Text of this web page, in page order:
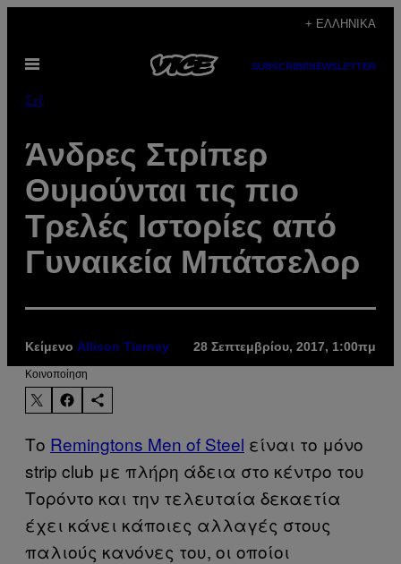
περιεχόμενο
+ ΕΛΛΗΝΙΚΆ
Ανοίξτε
SUBSCRIBENEWSLETTER
Σεξ
Άνδρες Στρίπερ
Θυμούνται τις πιο
Τρελές Ιστορίες από
Γυναικεία Μπάτσελορ
Κείμενο Allison Tierney 28 Σεπτεμβρίου, 2017, 1:00πμ
Kοινοποίηση
Το Remingtons Men of Steel είναι το μόνο
strip club με πλήρη άδεια στο κέντρο του
Τορόντο και την τελευταία δεκαετία
έχει κάνει κάποιες αλλαγές στους
παλιούς κανόνες του, οι οποίοι